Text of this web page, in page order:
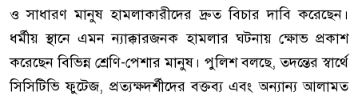
ও সাধারণ মানুষ হামলাকারীদের দ্রুত বিচার দাবি করেছেন।
ধর্মীয় স্থানে এমন ন্যাক্কারজনক হামলার ঘটনায় ক্ষোভ প্রকাশ
করেছেন বিভিন্ন শ্রেণি-পেশার মানুষ। পুলিশ বলছে, তদন্তের স্বার্থে
সিসিটিভি ফুটেজ, প্রত্যক্ষদর্শীদের বক্তব্য এবং অন্যান্য আলামত